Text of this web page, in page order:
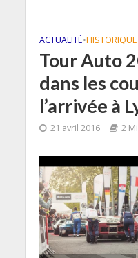
ACTUALITÉ•HISTORIQUE
Tour Auto
dans les
l’arrivée à
21 avril 2016 2